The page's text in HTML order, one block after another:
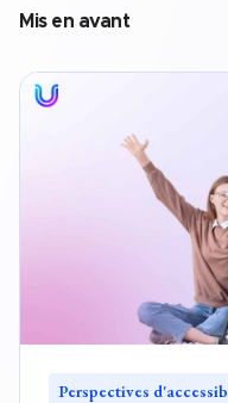
Mis en avant
Perspectives